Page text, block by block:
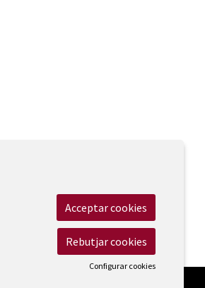
Accessibilitat
Acceptar cookies
Rebutjar cookies
Configurar cookies